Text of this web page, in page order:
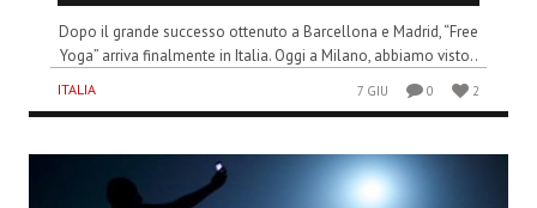
Dopo il grande successo ottenuto a Barcellona e Madrid, “Free
Yoga” arriva finalmente in Italia. Oggi a Milano, abbiamo visto..
ITALIA 7 GIU 0 2